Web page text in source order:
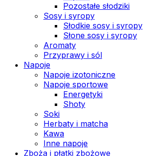
Pozostałe słodziki
Sosy i syropy
Słodkie sosy i syropy
Słone sosy i syropy
Aromaty
Przyprawy i sól
Napoje
Napoje izotoniczne
Napoje sportowe
Energetyki
Shoty
Soki
Herbaty i matcha
Kawa
Inne napoje
Zboża i płatki zbożowe